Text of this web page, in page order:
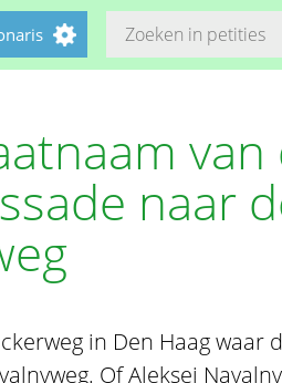
van
naar
in Den Haag waar
Of Aleksej